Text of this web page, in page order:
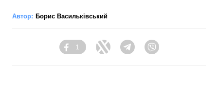
Автор: Борис Васильківський
Facebook
1
Twitter TelegramViber